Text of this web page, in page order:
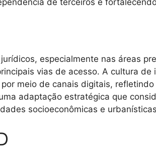
de terceiros e
especialmente nas áreas
vias de acesso. A cultura
meio de canais digitais,
adaptação estratégica que
socioeconômicas e